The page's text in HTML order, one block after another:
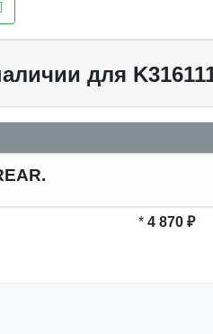
для
* 4 870 ₽